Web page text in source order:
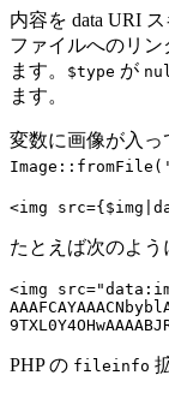
内容を data URI
ファイルへのリン
ます。
$type が
ます。
変数に画像が入っ
たとえば次のよう
<img
PHP の fileinfo